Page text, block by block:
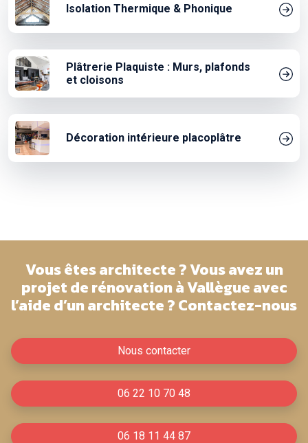
Isolation Thermique & Phonique
Plâtrerie Plaquiste : Murs, plafonds
et cloisons
Décoration intérieure placoplâtre
Vous êtes architecte ? Vous avez un
projet de rénovation à Vallègue avec
l’aide d’un architecte ? Contactez-nous
Nous contacter
06 22 10 70 48
06 18 11 44 87